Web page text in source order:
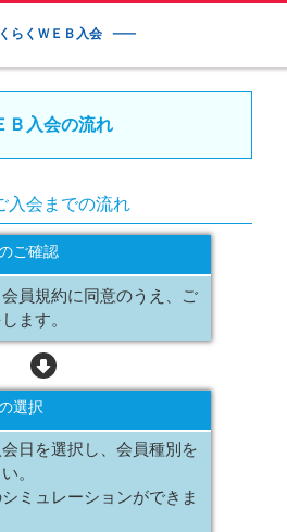
らくＷＥＢ入会
Ｂ入会の流れ
入会までの流れ
ご確認
員規約に同意のうえ、ご
ます。
選択
日を選択し、会員種別を
。
ミュレーションができま